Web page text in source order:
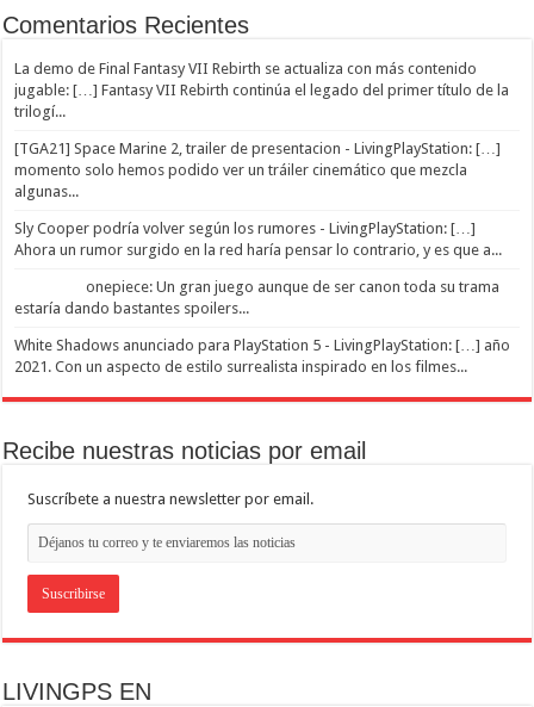
Comentarios Recientes
La demo de Final Fantasy VII Rebirth se actualiza con más contenido
jugable: […] Fantasy VII Rebirth continúa el legado del primer título de la
trilogí...
[TGA21] Space Marine 2, trailer de presentacion - LivingPlayStation: […]
momento solo hemos podido ver un tráiler cinemático que mezcla
algunas...
Sly Cooper podría volver según los rumores - LivingPlayStation: […]
Ahora un rumor surgido en la red haría pensar lo contrario, y es que a...
onepiece: Un gran juego aunque de ser canon toda su trama
estaría dando bastantes spoilers...
White Shadows anunciado para PlayStation 5 - LivingPlayStation: […] año
2021. Con un aspecto de estilo surrealista inspirado en los filmes...
Recibe nuestras noticias por email
Suscríbete a nuestra newsletter por email.
LIVINGPS EN